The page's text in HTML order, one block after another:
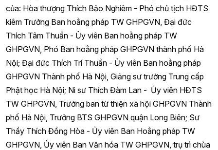
của: Hòa thượng Thích Bảo Nghiêm - Phó chủ tịch HĐTS
kiêm Trưởng Ban hoằng pháp TW GHPGVN, Đại đức
Thích Tâm Thuần - Ủy viên Ban hoằng pháp TW
GHPGVN, Phó Ban hoằng pháp GHPGVN thành phố Hà
Nội; Đại đức Thích Trí Thuần - Ủy viên Ban hoằng pháp
GHPGVN Thành phố Hà Nội, Giảng sư trường Trung cấp
Phật học Hà Nội; Ni sư Thích Đàm Lan - Ủy viên HĐTS
TW GHPGVN, Trưởng ban từ thiện xã hội GHPGVN Thành
phố Hà Nội, Trưởng BTS GHPGVN quận Long Biên; Sư
Thầy Thích Đồng Hòa - Ủy viên Ban Hoằng pháp TW
GHPGVN, Ủy viên Ban Văn hóa TW GHPGVN, trụ trì chùa